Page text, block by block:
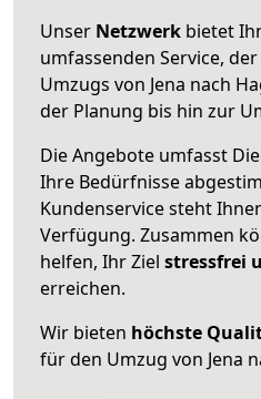
Unser Netzwerk bietet
umfassenden Service,
Umzugs von Jena nach
der Planung bis hin zur
Die Angebote umfasst
Ihre Bedürfnisse
Kundenservice steht
Verfügung. Zusammen
helfen, Ihr Ziel stressfrei
erreichen.
Wir bieten höchste
für den Umzug von Jena